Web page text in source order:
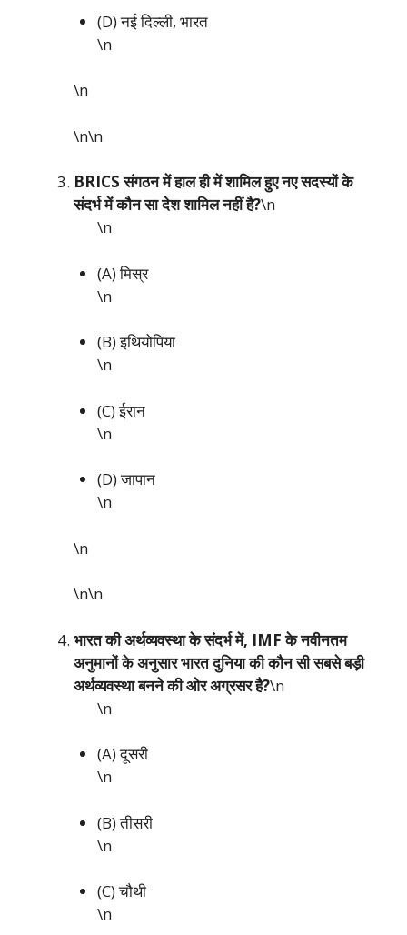
(D) नई दिल्ली, भारत
\n
\n
\n\n
BRICS संगठन में हाल ही में शामिल हुए नए सदस्यों के
संदर्भ में कौन सा देश शामिल नहीं है?\n
\n
(A) मिस्र
\n
(B) इथियोपिया
\n
(C) ईरान
\n
(D) जापान
\n
\n
\n\n
भारत की अर्थव्यवस्था के संदर्भ में, IMF के नवीनतम
अनुमानों के अनुसार भारत दुनिया की कौन सी सबसे बड़ी
अर्थव्यवस्था बनने की ओर अग्रसर है?\n
\n
(A) दूसरी
\n
(B) तीसरी
\n
(C) चौथी
\n